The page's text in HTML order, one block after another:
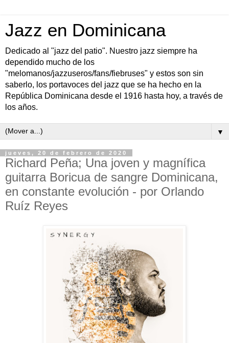
Jazz en Dominicana
Dedicado al "jazz del patio". Nuestro jazz siempre ha
dependido mucho de los
"melomanos/jazzuseros/fans/fiebruses" y estos son sin
saberlo, los portavoces del jazz que se ha hecho en la
República Dominicana desde el 1916 hasta hoy, a través de
los años.
▼
jueves, 20 de febrero de 2020
Richard Peña; Una joven y magnífica
guitarra Boricua de sangre Dominicana,
en constante evolución - por Orlando
Ruíz Reyes